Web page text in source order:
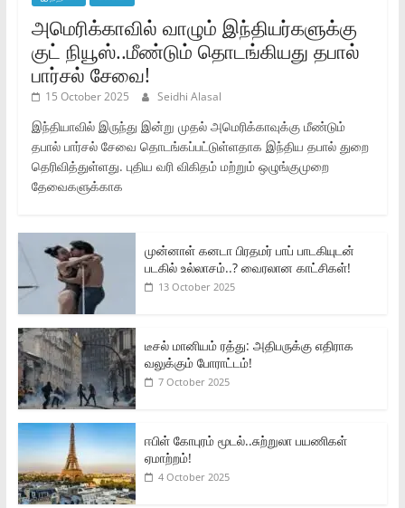
அமெரிக்காவில் வாழும் இந்தியர்களுக்கு
குட் நியூஸ்..மீண்டும் தொடங்கியது தபால்
பார்சல் சேவை!
15 October 2025 Seidhi Alasal
இந்தியாவில் இருந்து இன்று முதல் அமெரிக்காவுக்கு மீண்டும்
தபால் பார்சல் சேவை தொடங்கப்பட்டுள்ளதாக இந்திய தபால் துறை
தெரிவித்துள்ளது. புதிய வரி விகிதம் மற்றும் ஒழுங்குமுறை
தேவைகளுக்காக
முன்னாள் கனடா பிரதமர் பாப் பாடகியுடன்
படகில் உல்லாசம்..? வைரலான காட்சிகள்!
13 October 2025
டீசல் மானியம் ரத்து: அதிபருக்கு எதிராக
வலுக்கும் போராட்டம்!
7 October 2025
ஈபிள் கோபுரம் மூடல்..சுற்றுலா பயணிகள்
ஏமாற்றம்!
4 October 2025